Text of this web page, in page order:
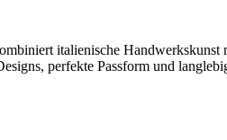
italienische
perfekte Passform und